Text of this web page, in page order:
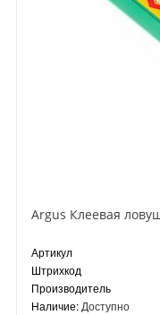
Артикул
Штрихкод
Производитель
Наличие: Доступно